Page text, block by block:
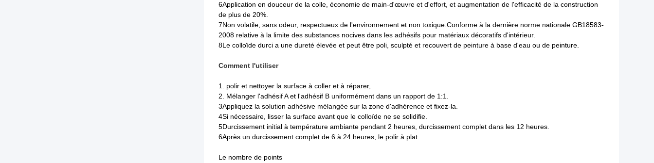
6Application en douceur de la colle, économie de main-d'œuvre et d'effort, et augmentation de l'efficacité de la construction
de plus de 20%.
7Non volatile, sans odeur, respectueux de l'environnement et non toxique.Conforme à la dernière norme nationale GB18583-
2008 relative à la limite des substances nocives dans les adhésifs pour matériaux décoratifs d'intérieur.
8Le colloïde durci a une dureté élevée et peut être poli, sculpté et recouvert de peinture à base d'eau ou de peinture.
Comment l'utiliser
1. polir et nettoyer la surface à coller et à réparer,
2. Mélanger l'adhésif A et l'adhésif B uniformément dans un rapport de 1:1.
3Appliquez la solution adhésive mélangée sur la zone d'adhérence et fixez-la.
4Si nécessaire, lisser la surface avant que le colloïde ne se solidifie.
5Durcissement initial à température ambiante pendant 2 heures, durcissement complet dans les 12 heures.
6Après un durcissement complet de 6 à 24 heures, le polir à plat.
Le nombre de points